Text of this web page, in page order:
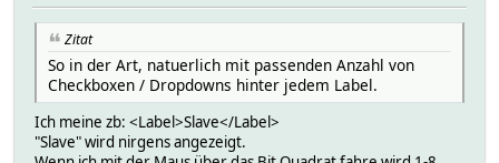
Zitat
So in der Art, natuerlich mit passenden Anzahl von
Checkboxen / Dropdowns hinter jedem Label.
Ich meine zb: <Label>Slave</Label>
"Slave" wird nirgens angezeigt.